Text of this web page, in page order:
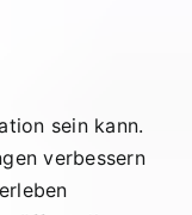
sein kann.
verbessern